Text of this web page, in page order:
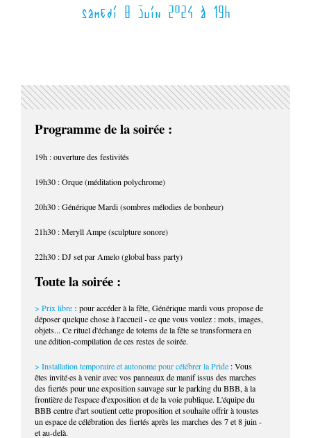
samedi 8 juin 2024 à 19h
Programme de la soirée :
19h : ouverture des festivités
19h30 : Orque (méditation polychrome)
20h30 : Générique Mardi (sombres mélodies de bonheur)
21h30 : Meryll Ampe (sculpture sonore)
22h30 : DJ set par Amelo (global bass party)
Toute la soirée :
> Prix libre : pour accéder à la fête, Générique mardi vous propose de
déposer quelque chose à l'accueil - ce que vous voulez : mots, images,
objets... Ce rituel d'échange de totems de la fête se transformera en
une édition-compilation de ces restes de soirée.
> Installation temporaire et autonome pour célébrer la Pride : Vous
êtes invité·es à venir avec vos panneaux de manif issus des marches
des fiertés pour une exposition sauvage sur le parking du BBB, à la
frontière de l'espace d'exposition et de la voie publique. L'équipe du
BBB centre d'art soutient cette proposition et souhaite offrir à toustes
un espace de célébration des fiertés après les marches des 7 et 8 juin -
et au-delà.